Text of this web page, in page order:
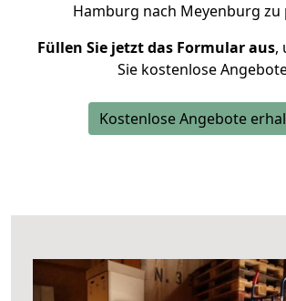
Hamburg nach Meyenburg zu
Füllen Sie jetzt das Formular aus,
Sie kostenlose
Kostenlose Angebote